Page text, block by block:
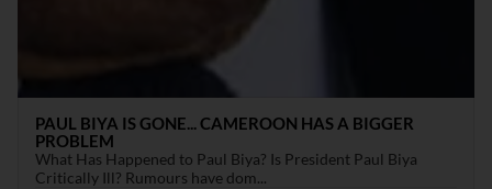
PAUL BIYA IS GONE... CAMEROON HAS A BIGGER
PROBLEM
What Has Happened to Paul Biya? Is President Paul Biya
Critically Ill? Rumours have dom...